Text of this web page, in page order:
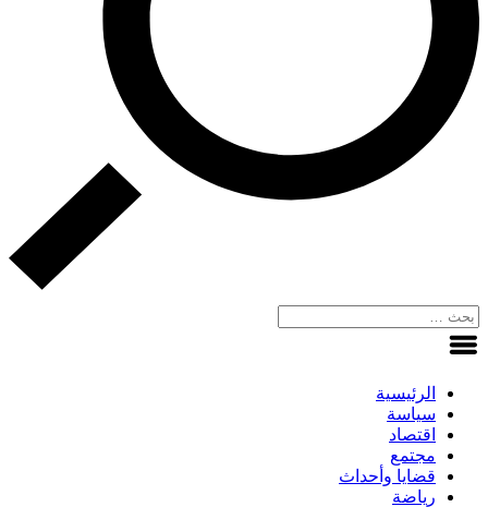
الرئيسية
سياسة
اقتصاد
مجتمع
قضايا وأحداث
رياضة